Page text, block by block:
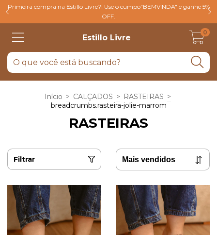
Primeira compra na Estillo Livre?! Use o cumpo"BEMVINDA" e ganhe 5%
OFF.
Estillo Livre
0
Início > CALÇADOS > RASTEIRAS >
breadcrumbs.rasteira-jolie-marrom
RASTEIRAS
Filtrar